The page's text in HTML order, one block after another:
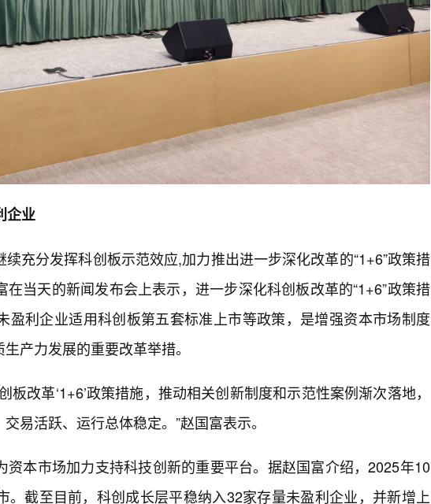
企业
充分发挥科创板示范效应,加力推出进一步深化改革的“1+6”政策措
当天的新闻发布会上表示，进一步深化科创板改革的“1+6”政策措
盈利企业适用科创板第五套标准上市等政策，是增强资本市场制度
产力发展的重要改革举措。
改革‘1+6’政策措施，推动相关创新制度和示范性案例渐次落地，
易活跃、运行总体稳定。”赵国富表示。
本市场加力支持科技创新的重要平台。据赵国富介绍，2025年10
。截至目前，科创成长层平稳纳入32家存量未盈利企业，并新增上